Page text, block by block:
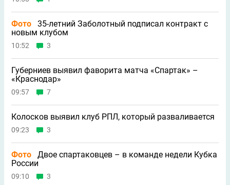
Фото
35-летний Заболотный подписал контракт с
новым клубом
10:52 3
Губерниев выявил фаворита матча «Спартак» –
«Краснодар»
09:57 7
Колосков выявил клуб РПЛ, который разваливается
09:23 3
Фото
Двое спартаковцев – в команде недели Кубка
России
09:10 3